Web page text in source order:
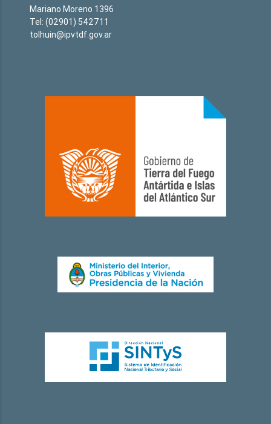
Mariano Moreno 1396
Tel: (02901) 542711
tolhuin@ipvtdf.gov.ar